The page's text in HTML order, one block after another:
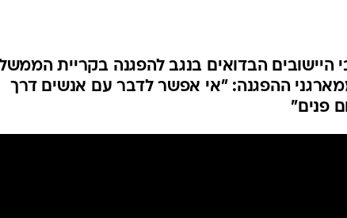
ותושבי היישובים הבדואים בנגב להפגנה בקריית
ההפגנה: "אי אפשר לדבר עם אנשים דרך
פנים"